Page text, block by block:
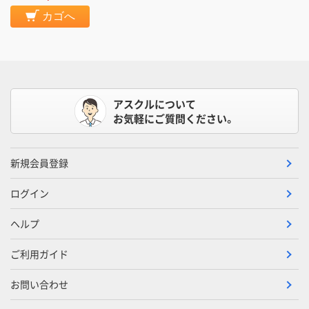
カゴへ
アスクルについて
お気軽にご質問ください。
新規会員登録
ログイン
ヘルプ
ご利用ガイド
お問い合わせ